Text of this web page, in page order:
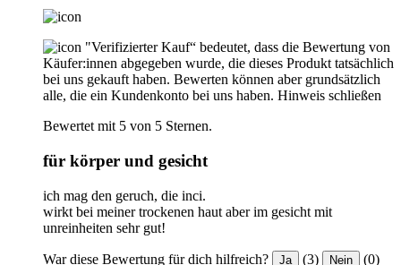
"Verifizierter Kauf“ bedeutet, dass die Bewertung von
Käufer:innen abgegeben wurde, die dieses Produkt tatsächlich
bei uns gekauft haben. Bewerten können aber grundsätzlich
alle, die ein Kundenkonto bei uns haben. Hinweis schließen
Bewertet mit 5 von 5 Sternen.
für körper und gesicht
ich mag den geruch, die inci.
wirkt bei meiner trockenen haut aber im gesicht mit
unreinheiten sehr gut!
War diese Bewertung für dich hilfreich? Ja (3) Nein (0)